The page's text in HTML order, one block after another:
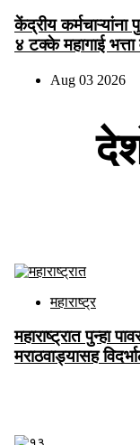
केंद्रीय कर्मचाऱ्यांना
४ टक्के महागाई भत्ता
Aug 03 2026
महाराष्ट्र
महाराष्ट्रात पुन्हा
मराठवाड्यासह